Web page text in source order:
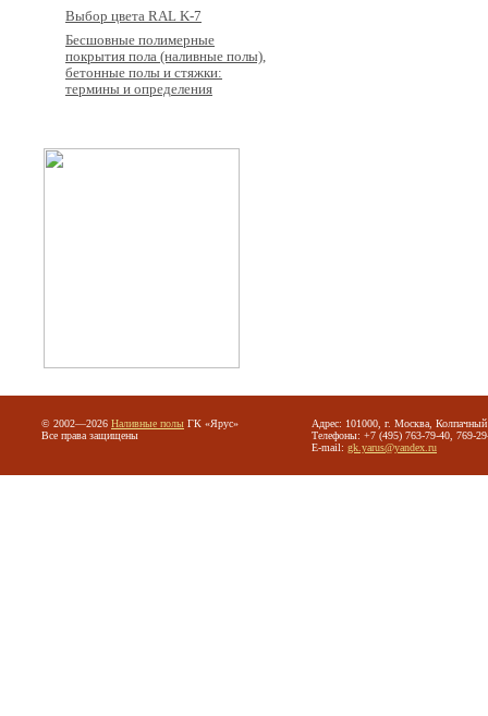
Выбор цвета RAL K-7
Бесшовные полимерные
покрытия пола (наливные полы),
бетонные полы и стяжки:
термины и определения
© 2002—2026 Наливные полы ГК «Ярус»
Все права защищены
Адрес: 101000, г. Москва,
Телефоны: +7 (495) 763-79-40, 769-
E-mail: gk.yarus@yandex.ru